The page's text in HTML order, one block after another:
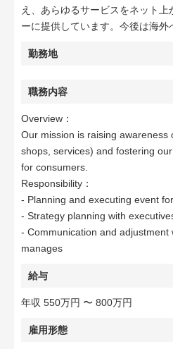
え、あらゆるサービスをネット
ーに提供しています。今後は海外
勤務地
職務内容
Overview：
Our mission is raising awareness
shops, services) and fostering
for consumers.
Responsibility：
- Planning and executing event
- Strategy planning with
- Communication and adjustment
manages
給与
年収 550万円 〜 800万円
雇用形態